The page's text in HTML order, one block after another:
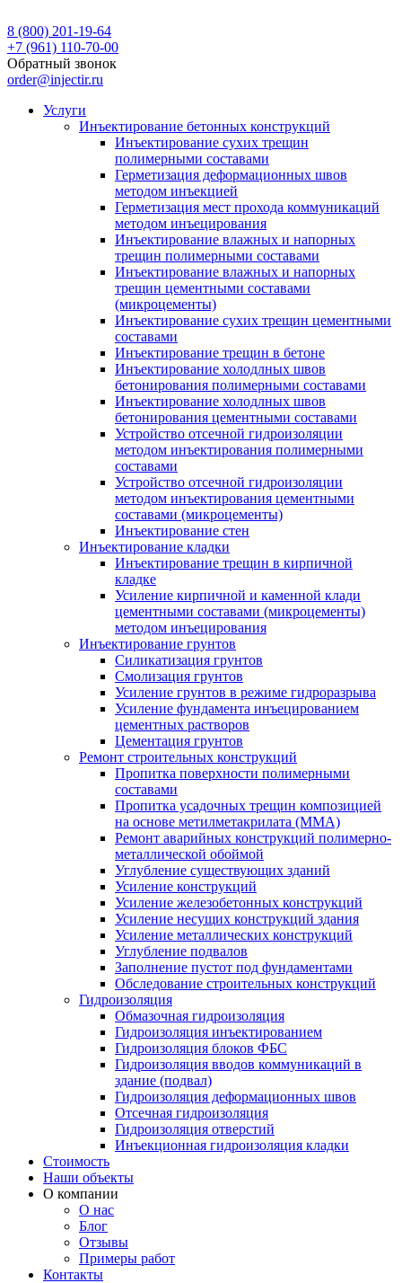
8 (800) 201-19-64
+7 (961) 110-70-00
Обратный звонок
order@injectir.ru
Услуги
Инъектирование бетонных конструкций
Инъектирование сухих трещин
полимерными составами
Герметизация деформационных швов
методом инъекцией
Герметизация мест прохода коммуникаций
методом инъецирования
Инъектирование влажных и напорных
трещин полимерными составами
Инъектирование влажных и напорных
трещин цементными составами
(микроцементы)
Инъектирование сухих трещин цементными
составами
Инъектирование трещин в бетоне
Инъектирование холодлных швов
бетонирования полимерными составами
Инъектирование холодлных швов
бетонирования цементными составами
Устройство отсечной гидроизоляции
методом инъектирования полимерными
составами
Устройство отсечной гидроизоляции
методом инъектирования цементными
составами (микроцементы)
Инъектирование стен
Инъектирование кладки
Инъектирование трещин в кирпичной
кладке
Усиление кирпичной и каменной клади
цементными составами (микроцементы)
методом инъецирования
Инъектирование грунтов
Силикатизация грунтов
Смолизация грунтов
Усиление грунтов в режиме гидроразрыва
Усиление фундамента инъецированием
цементных растворов
Цементация грунтов
Ремонт строительных конструкций
Пропитка поверхности полимерными
составами
Пропитка усадочных трещин композицией
на основе метилметакрилата (ММА)
Ремонт аварийных конструкций полимерно-
металлической обоймой
Углубление существующих зданий
Усиление конструкций
Усиление железобетонных конструкций
Усиление несущих конструкций здания
Усиление металлических конструкций
Углубление подвалов
Заполнение пустот под фундаментами
Обследование строительных конструкций
Гидроизоляция
Обмазочная гидроизоляция
Гидроизоляция инъектированием
Гидроизоляция блоков ФБС
Гидроизоляция вводов коммуникаций в
здание (подвал)
Гидроизоляция деформационных швов
Отсечная гидроизоляция
Гидроизоляция отверстий
Инъекционная гидроизоляция кладки
Стоимость
Наши объекты
О компании
О нас
Блог
Отзывы
Примеры работ
Контакты